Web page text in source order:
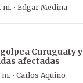
m. · Edgar Medina
Curuguaty y
afectadas
m. · Carlos Aquino